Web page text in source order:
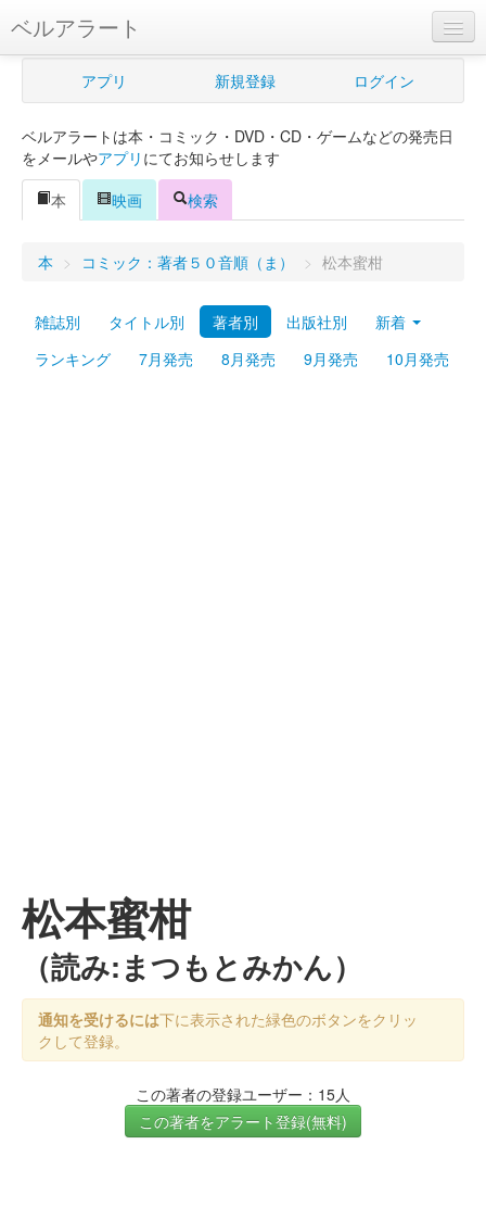
ベルアラート
ベルアラートとは
新規登録
ログイン
Myシェルフ
プレミアム
アプリ 新規登録 ログイン
ベルアラートは本・コミック・DVD・CD・ゲームなどの発売日
をメールやアプリ にてお知らせします
本
映画 検索
本 > コミック：著者５０音順（ま） > 松本蜜柑
雑誌別 タイトル別 著者別 出版社別
新着
ランキング
7月発売 8月発売 9月発売 10月発売
松本蜜柑
（読み:まつもとみかん）
通知を受けるには下に表示された緑色のボタンをクリッ
クして登録。
この著者の登録ユーザー：15人
この著者をアラート登録(無料)